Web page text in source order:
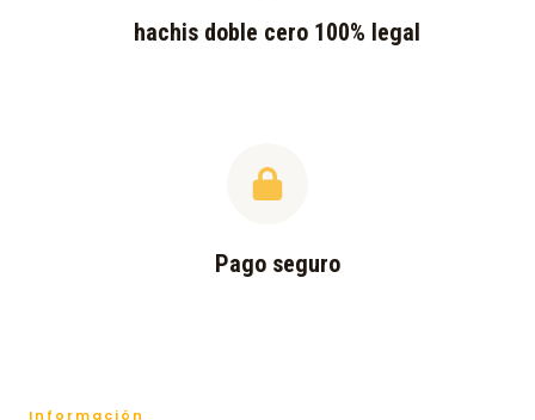
hachis doble cero 100% legal
Pago seguro
Información